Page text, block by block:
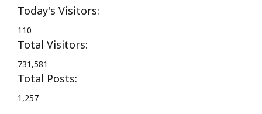
Today's Visitors:
110
Total Visitors:
731,581
Total Posts:
1,257